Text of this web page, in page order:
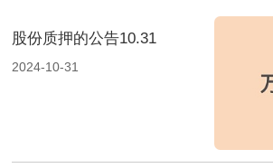
股份质押的公告10.31
2024-10-31